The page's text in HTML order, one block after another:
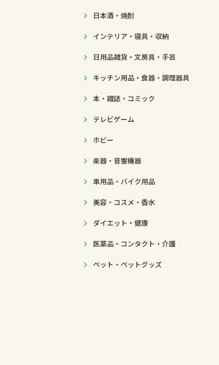
日本酒・焼酎
インテリア・寝具・収納
日用品雑貨・文房具・手芸
キッチン用品・食器・調理器具
本・雑誌・コミック
テレビゲーム
ホビー
楽器・音響機器
車用品・バイク用品
美容・コスメ・香水
ダイエット・健康
医薬品・コンタクト・介護
ペット・ペットグッズ